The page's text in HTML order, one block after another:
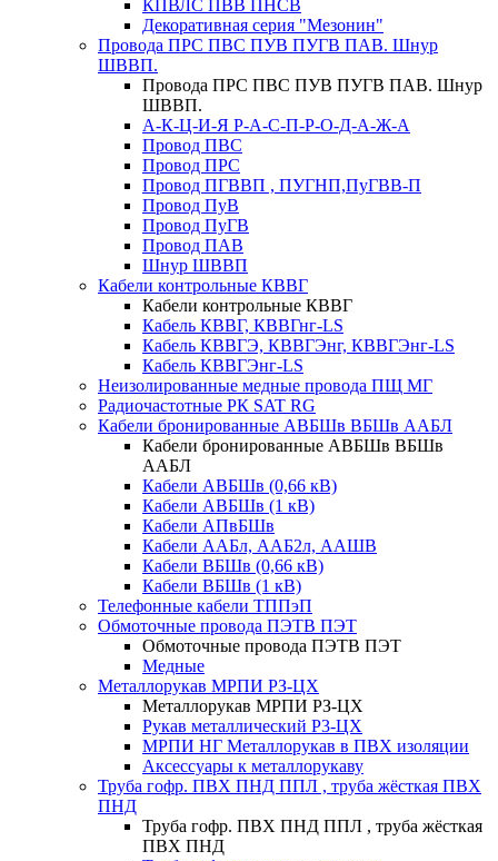
КПВЛС ПВВ ПНСВ
Декоративная серия "Мезонин"
Провода ПРС ПВС ПУВ ПУГВ ПАВ. Шнур
ШВВП.
Провода ПРС ПВС ПУВ ПУГВ ПАВ. Шнур
ШВВП.
А-К-Ц-И-Я Р-А-С-П-Р-О-Д-А-Ж-А
Провод ПВС
Провод ПРС
Провод ПГВВП , ПУГНП,ПуГВВ-П
Провод ПуВ
Провод ПуГВ
Провод ПАВ
Шнур ШВВП
Кабели контрольные КВВГ
Кабели контрольные КВВГ
Кабель КВВГ, КВВГнг-LS
Кабель КВВГЭ, КВВГЭнг, КВВГЭнг-LS
Кабель КВВГЭнг-LS
Неизолированные медные провода ПЩ МГ
Радиочастотные РК SAT RG
Кабели бронированные АВБШв ВБШв ААБЛ
Кабели бронированные АВБШв ВБШв
ААБЛ
Кабели АВБШв (0,66 кВ)
Кабели АВБШв (1 кВ)
Кабели АПвБШв
Кабели ААБл, ААБ2л, ААШВ
Кабели ВБШв (0,66 кВ)
Кабели ВБШв (1 кВ)
Телефонные кабели ТППэП
Обмоточные провода ПЭТВ ПЭТ
Обмоточные провода ПЭТВ ПЭТ
Медные
Металлорукав МРПИ РЗ-ЦХ
Металлорукав МРПИ РЗ-ЦХ
Рукав металлический Р3-ЦХ
МРПИ НГ Металлорукав в ПВХ изоляции
Аксессуары к металлорукаву
Труба гофр. ПВХ ПНД ППЛ , труба жёсткая ПВХ
ПНД
Труба гофр. ПВХ ПНД ППЛ , труба жёсткая
ПВХ ПНД